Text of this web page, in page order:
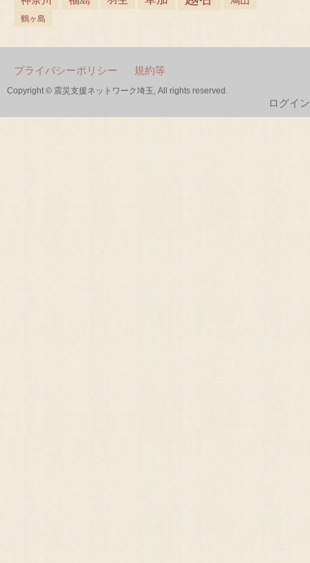
鶴ヶ島
プライバシーポリシー 規約等
Copyright © 震災支援ネットワーク埼玉, All rights reserved.
ログイン